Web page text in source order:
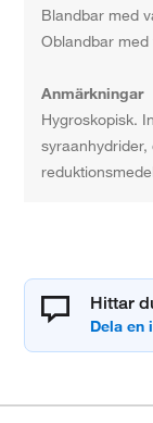
Blandbar med
Oblandbar med
Anmärkningar
Hygroskopisk.
Hittar